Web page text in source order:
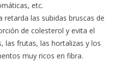
etc.
retarda las subidas bruscas de
de colesterol y evita el
las frutas, las hortalizas y los
muy ricos en fibra.